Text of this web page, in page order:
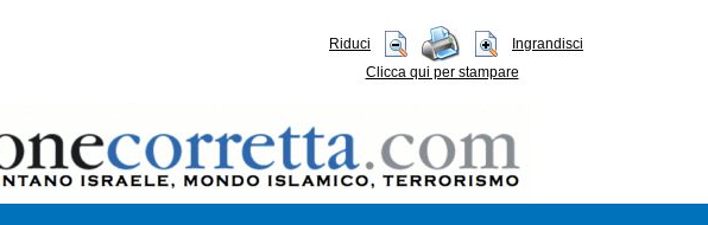
Riduci
Ingrandisci
Clicca qui per stampare